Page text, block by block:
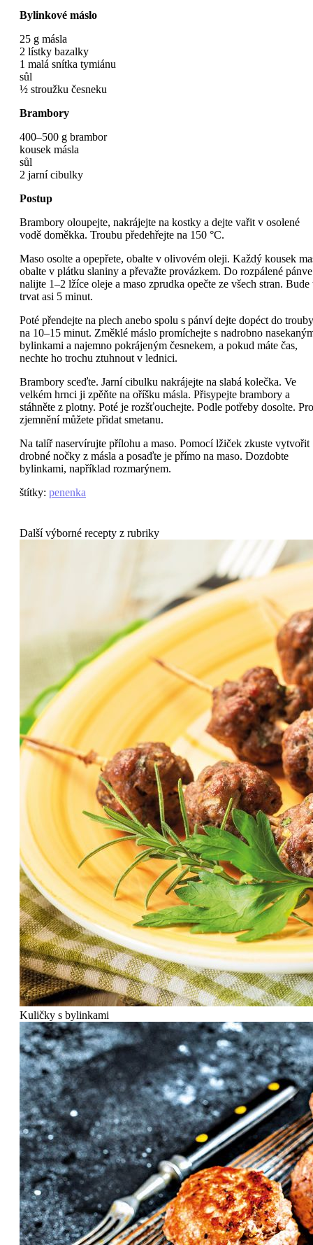
Bylinkové máslo
25 g másla
2 lístky bazalky
1 malá snítka tymiánu
sůl
½ stroužku česneku
Brambory
400–500 g brambor
kousek másla
sůl
2 jarní cibulky
Postup
Brambory oloupejte, nakrájejte na kostky a dejte vařit v osolené
vodě doměkka. Troubu předehřejte na 150 °C.
Maso osolte a opepřete, obalte v olivovém oleji. Každý kousek
obalte v plátku slaniny a převažte provázkem. Do rozpálené pánve
nalijte 1–2 lžíce oleje a maso zprudka opečte ze všech stran. Bude
trvat asi 5 minut.
Poté přendejte na plech anebo spolu s pánví dejte dopéct do trouby
na 10–15 minut. Změklé máslo promíchejte s nadrobno
bylinkami a najemno pokrájeným česnekem, a pokud máte čas,
nechte ho trochu ztuhnout v lednici.
Brambory sceďte. Jarní cibulku nakrájejte na slabá kolečka. Ve
velkém hrnci ji zpěňte na oříšku másla. Přisypejte brambory a
stáhněte z plotny. Poté je rozšťouchejte. Podle potřeby dosolte. Pro
zjemnění můžete přidat smetanu.
Na talíř naservírujte přílohu a maso. Pomocí lžiček zkuste vytvořit
drobné nočky z másla a posaďte je přímo na maso. Dozdobte
bylinkami, například rozmarýnem.
štítky: penenka
Další výborné recepty z rubriky
Kuličky s bylinkami